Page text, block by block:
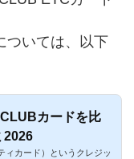
ついては、以下
カードを比
2026
ィカード）というクレジッ